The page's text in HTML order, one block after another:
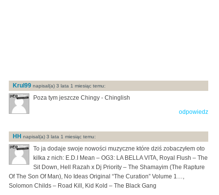
Krul99 napisal(a) 3 lata 1 miesiąc temu:
Poza tym jeszcze Chingy - Chinglish
odpowiedz
HH napisal(a) 3 lata 1 miesiąc temu:
To ja dodaje swoje nowości muzyczne które dziś zobaczyłem oto
kilka z nich: E.D.I Mean – OG3: LA BELLA VITA, Royal Flush – The
Sit Down, Hell Razah x Dj Priority – The Shamayim (The Rapture
Of The Son Of Man), No Ideas Original “The Curation” Volume 1…,
Solomon Childs – Road Kill, Kid Kold – The Black Gang